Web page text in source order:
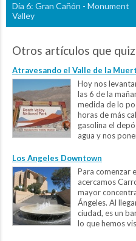
Día 6: Gran Cañón - Monument
Valley
Otros artículos que
Atravesando el Valle de la
Hoy nos
las 6 de la
medida de lo
horas de más
gasolina el
agua y nos
Los Angeles Downtown
Para comenzar
acercamos
mayor
Ángeles. Al
ciudad, es un
lo que hemos